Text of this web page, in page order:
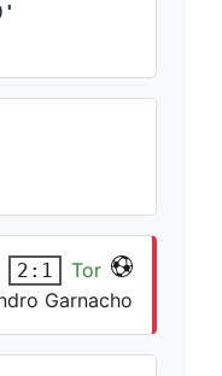
2:1
Tor
Garnacho